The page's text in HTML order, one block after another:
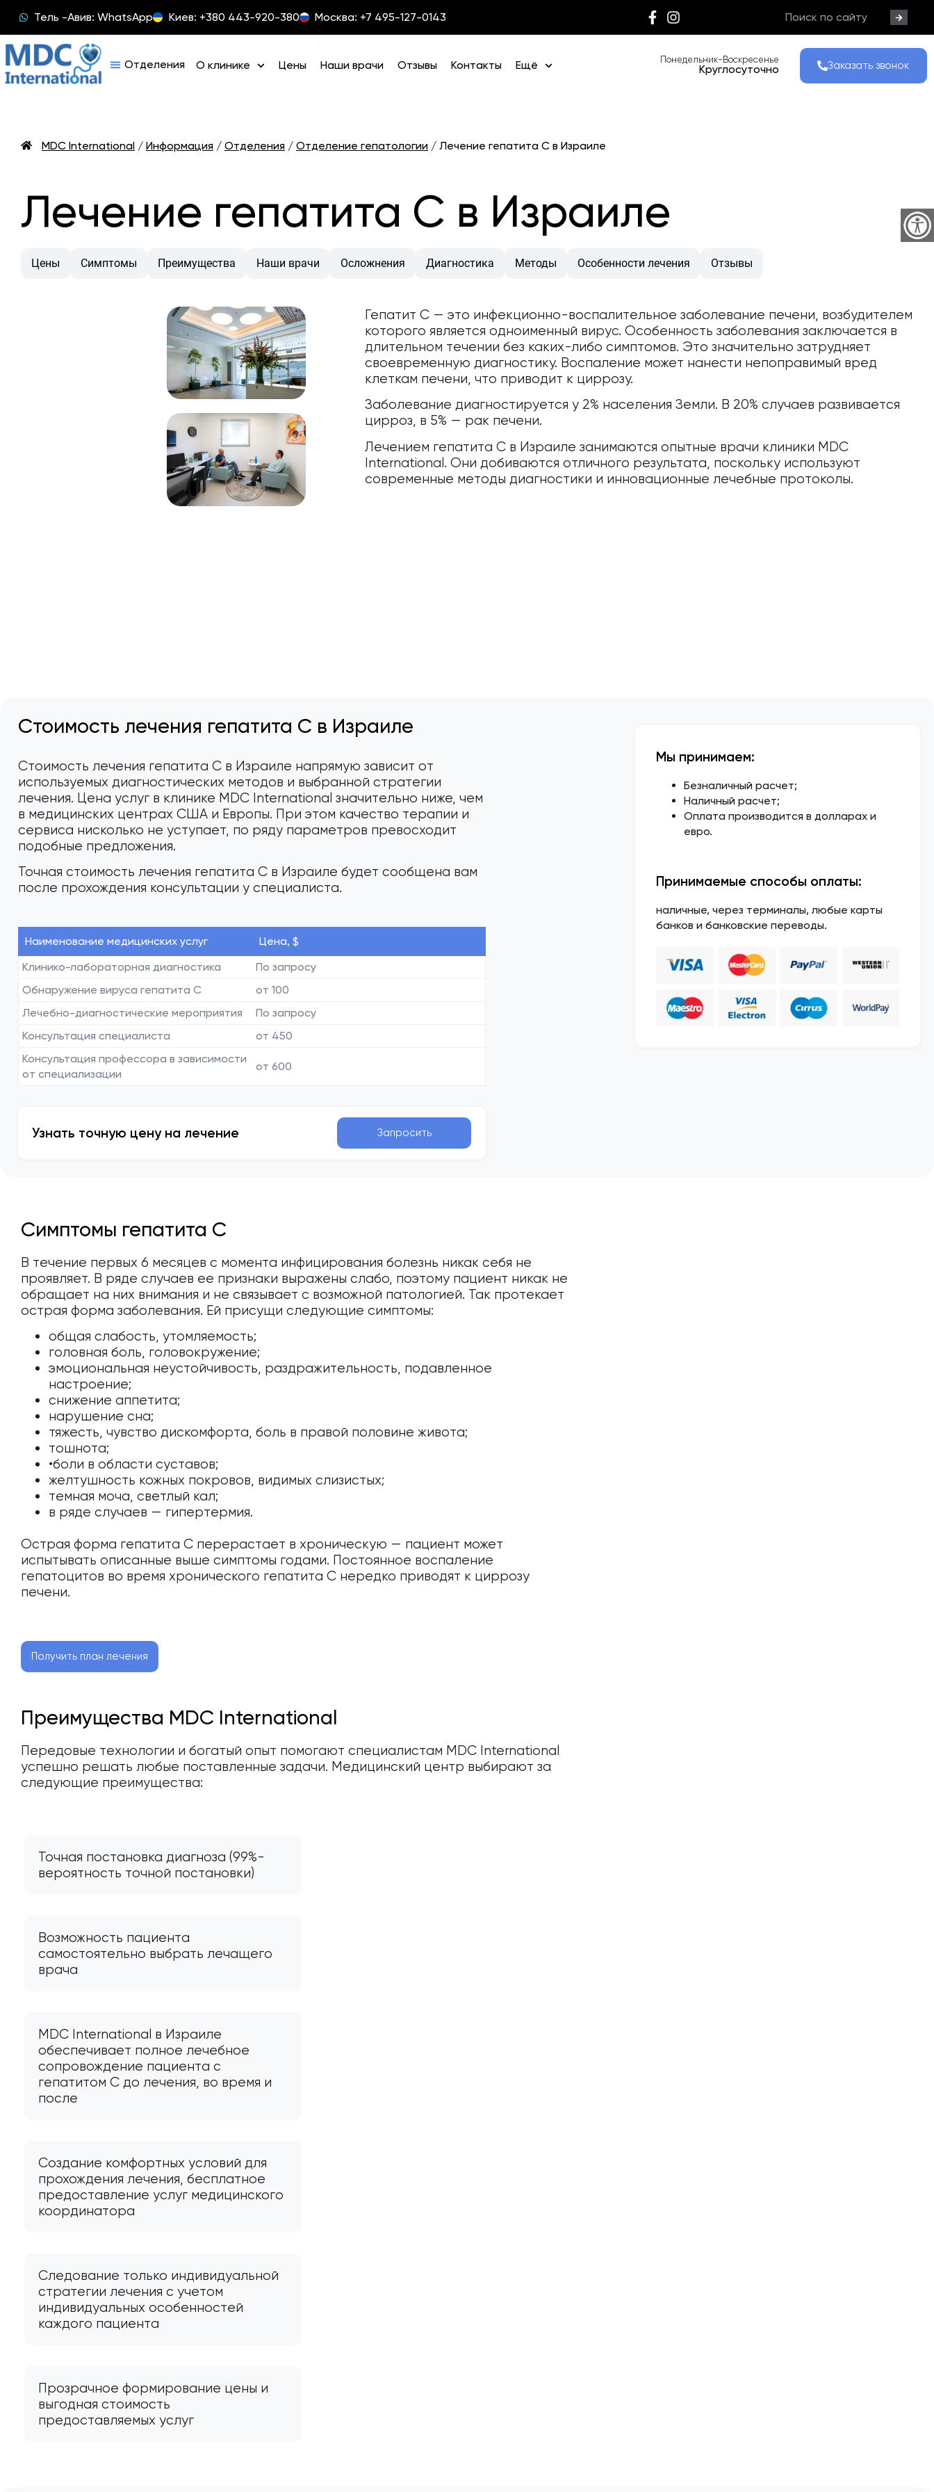
Тель -Авив: WhatsApp Киев: +380 443-920-380 Москва: +7 495-127-0143
О клинике Цены Наши врачи Отзывы Контакты Ещё Понедельник-Воскресенье
Круглосуточно Заказать звонок
MDC International / Информация / Отделения / Отделение гепатологии / Лечение гепатита C в Израиле
Лечение гепатита С в Израиле
Цены Симптомы Преимущества Наши врачи Осложнения Диагностика Методы Особенности лечения Отзывы
Гепатит С — это инфекционно-воспалительное заболевание печени, возбудителем
которого является одноименный вирус. Особенность заболевания заключается в
длительном течении без каких-либо симптомов. Это значительно затрудняет
своевременную диагностику. Воспаление может нанести непоправимый вред
клеткам печени, что приводит к циррозу.
Заболевание диагностируется у 2% населения Земли. В 20% случаев развивается
цирроз, в 5% — рак печени.
Лечением гепатита С в Израиле занимаются опытные врачи клиники MDC
International. Они добиваются отличного результата, поскольку используют
современные методы диагностики и инновационные лечебные протоколы.
Стоимость лечения гепатита С в Израиле
Стоимость лечения гепатита C в Израиле напрямую зависит от
используемых диагностических методов и выбранной стратегии
лечения. Цена услуг в клинике MDC International значительно ниже, чем
в медицинских центрах США и Европы. При этом качество терапии и
сервиса нисколько не уступает, по ряду параметров превосходит
подобные предложения.
Точная стоимость лечения гепатита C в Израиле будет сообщена вам
после прохождения консультации у специалиста.
Наименование медицинских услуг
Цена, $
Клинико-лабораторная диагностика
По запросу
Обнаружение вируса гепатита С
от 100
Лечебно-диагностические мероприятия
По запросу
Консультация специалиста
от 450
Консультация профессора в зависимости
от специализации
от 600
Узнать точную цену на лечение Запросить
Мы принимаем:
Безналичный расчет;
Наличный расчет;
Оплата производится в долларах и
евро.
Принимаемые способы оплаты:
наличные, через терминалы, любые карты
банков и банковские переводы.
Симптомы гепатита C
В течение первых 6 месяцев с момента инфицирования болезнь никак себя не
проявляет. В ряде случаев ее признаки выражены слабо, поэтому пациент никак не
обращает на них внимания и не связывает с возможной патологией. Так протекает
острая форма заболевания. Ей присущи следующие симптомы:
общая слабость, утомляемость;
головная боль, головокружение;
эмоциональная неустойчивость, раздражительность, подавленное
настроение;
снижение аппетита;
нарушение сна;
тяжесть, чувство дискомфорта, боль в правой половине живота;
тошнота;
•боли в области суставов;
желтушность кожных покровов, видимых слизистых;
темная моча, светлый кал;
в ряде случаев — гипертермия.
Острая форма гепатита C перерастает в хроническую — пациент может
испытывать описанные выше симптомы годами. Постоянное воспаление
гепатоцитов во время хронического гепатита C нередко приводят к циррозу
печени.
Получить план лечения
Преимущества MDC International
Передовые технологии и богатый опыт помогают специалистам MDC International
успешно решать любые поставленные задачи. Медицинский центр выбирают за
следующие преимущества:
Точная постановка диагноза (99%-
вероятность точной постановки)
Возможность пациента
самостоятельно выбрать лечащего
врача
MDC International в Израиле
обеспечивает полное лечебное
сопровождение пациента с
гепатитом C до лечения, во время и
после
Создание комфортных условий для
прохождения лечения, бесплатное
предоставление услуг медицинского
координатора
Следование только индивидуальной
стратегии лечения с учетом
индивидуальных особенностей
каждого пациента
Прозрачное формирование цены и
выгодная стоимость
предоставляемых услуг